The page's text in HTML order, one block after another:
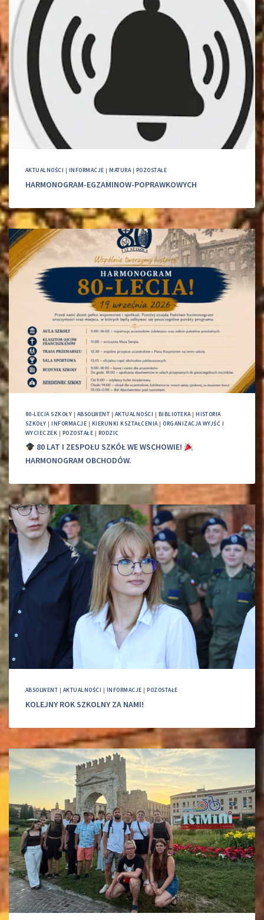
AKTUALNOŚCI | INFORMACJE |MATURA| POZOSTAŁE
HARMONOGRAM-EGZAMINOW-POPRAWKOWYCH
80-LECIA SZKOŁY | ABSOLWENT | AKTUALNOŚCI | BIBLIOTEKA |HISTORIA
SZKOŁY |INFORMACJE | KIERUNKI KSZTAŁCENIA |ORGANIZACJA WYJŚĆ I
WYCIECZEK | POZOSTAŁE | RODZIC
80 LAT I ZESPOŁU SZKÓŁ WE WSCHOWIE!
HARMONOGRAM OBCHODÓW.
ABSOLWENT | AKTUALNOŚCI | INFORMACJE |POZOSTAŁE
KOLEJNY ROK SZKOLNY ZA NAMI!